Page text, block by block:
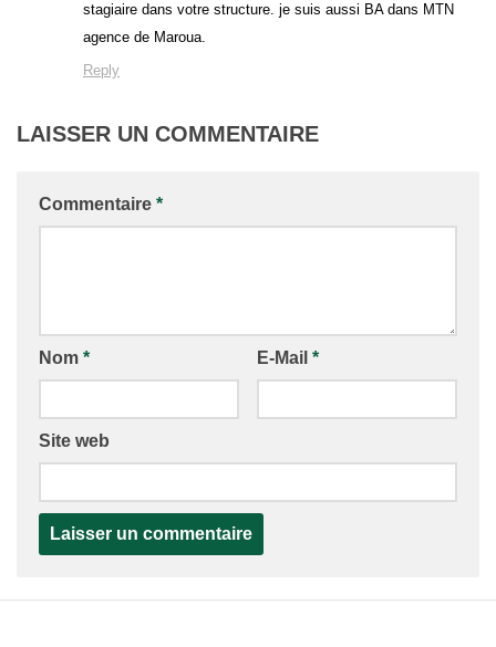
stagiaire dans votre structure. je suis aussi BA dans MTN
agence de Maroua.
Reply
LAISSER UN COMMENTAIRE
Commentaire *
Nom * E-Mail *
Site web